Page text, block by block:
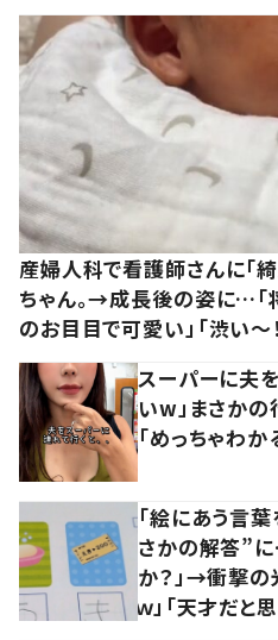
産婦人科で看護師さんに「
ちゃん。→成長後の姿に…「
のお目目で可愛い」「渋い～
スーパーに夫
いw」まさかの
「めっちゃわ
「絵にあう言
さかの解答”に
か？」→衝撃の
ｗ」「天才だと